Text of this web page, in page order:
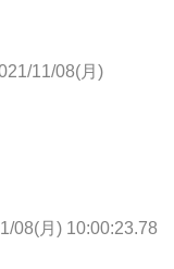
11/08(月)
08(月) 10:00:23.78